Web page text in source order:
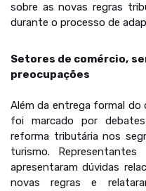
sobre as novas regras
durante o processo de
Setores de comércio,
preocupações
Além da entrega formal
foi marcado por
reforma tributária nos
turismo.
apresentaram dúvidas
novas regras e